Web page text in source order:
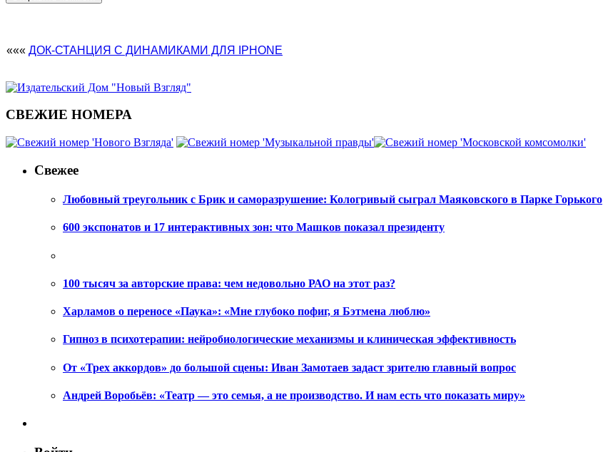
««« ДОК-СТАНЦИЯ С ДИНАМИКАМИ ДЛЯ IPHONE
СВЕЖИЕ НОМЕРА
Свежее
Любовный треугольник с Брик и саморазрушение: Кологривый сыграл Маяковского в Парке Горького
600 экспонатов и 17 интерактивных зон: что Машков показал президенту
100 тысяч за авторские права: чем недовольно РАО на этот раз?
Харламов о переносе «Паука»: «Мне глубоко пофиг, я Бэтмена люблю»
Гипноз в психотерапии: нейробиологические механизмы и клиническая эффективность
От «Трех аккордов» до большой сцены: Иван Замотаев задаст зрителю главный вопрос
Андрей Воробьёв: «Театр — это семья, а не производство. И нам есть что показать миру»